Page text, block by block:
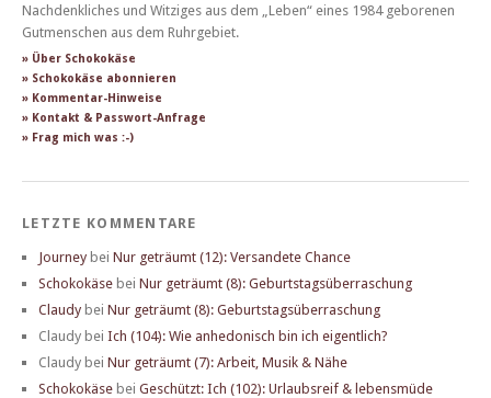
Nachdenkliches und Witziges aus dem „Leben“ eines 1984 geborenen
Gutmenschen aus dem Ruhrgebiet.
» Über Schokokäse
» Schokokäse abonnieren
» Kommentar-Hinweise
» Kontakt & Passwort-Anfrage
» Frag mich was :-)
LETZTE KOMMENTARE
Journey bei Nur geträumt (12): Versandete Chance
Schokokäse bei Nur geträumt (8): Geburtstagsüberraschung
Claudy bei Nur geträumt (8): Geburtstagsüberraschung
Claudy bei Ich (104): Wie anhedonisch bin ich eigentlich?
Claudy bei Nur geträumt (7): Arbeit, Musik & Nähe
Schokokäse bei Geschützt: Ich (102): Urlaubsreif & lebensmüde